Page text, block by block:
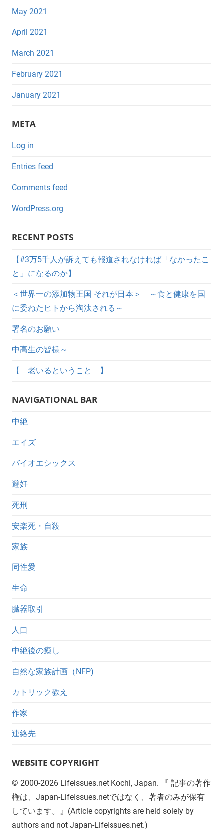
May 2021
April 2021
March 2021
February 2021
January 2021
META
Log in
Entries feed
Comments feed
WordPress.org
RECENT POSTS
【#3万5千人が訴えても報道されなければ「なかったこ
と」になるのか】
＜世界一の添加物王国 それが日本＞ ～食と健康を国
に委ねたヒトから淘汰される～
署名のお願い
中高生の皆様～
【 老いるということ 】
NAVIGATIONAL BAR
中絶
エイズ
バイオエシックス
避妊
死刑
安楽死・自殺
家族
同性愛
生命
臓器取引
人口
中絶後の癒し
自然な家族計画（NFP)
カトリック教え
作家
連絡先
WEBSITE COPYRIGHT
© 2000-2026 Lifeissues.net Kochi, Japan. 『 記事の著作
権は、Japan-LifeIssues.netではなく、著者のみが保有
しています。』(Article copyrights are held solely by
authors and not Japan-LifeIssues.net.)